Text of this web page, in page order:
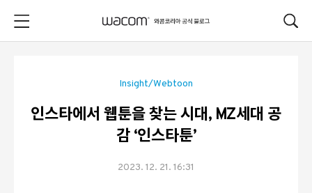
Insight/Webtoon
인스타에서 웹툰을 찾는 시대, MZ세대 공
감 ‘인스타툰’
2023. 12. 21. 16:31